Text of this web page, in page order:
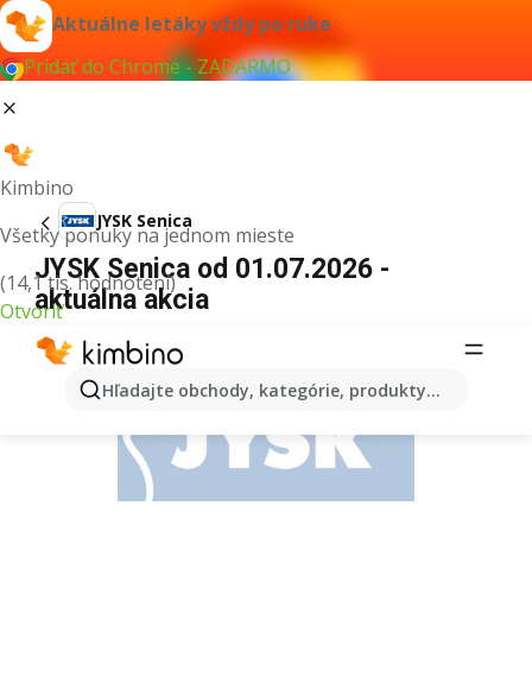
Aktuálne letáky vždy po ruke
Pridať do Chrome - ZADARMO
Kimbino
Všetky ponuky na jednom mieste
(14,1 tis. hodnotení)
Otvoriť
Hľadajte obchody, kategórie, produkty...
JYSK Senica
JYSK Senica od 01.07.2026 -
aktuálna akcia